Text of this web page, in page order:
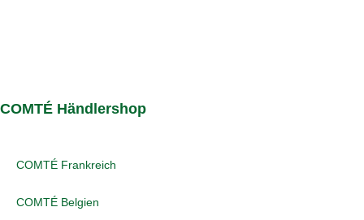
COMTÉ Händlershop
COMTÉ Frankreich
COMTÉ Belgien